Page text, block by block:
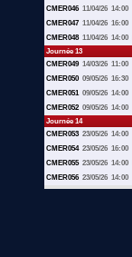
CMER046 11/04/26 14:00
CMER047 11/04/26 16:00
CMER048 11/04/26 14:00
Journée 13
CMER049 14/03/26 11:00
CMER050 09/05/26 16:30
CMER051 09/05/26 14:00
CMER052 09/05/26 14:00
Journée 14
CMER053 23/05/26 14:00
CMER054 23/05/26 16:00
CMER055 23/05/26 14:00
CMER056 23/05/26 14:00